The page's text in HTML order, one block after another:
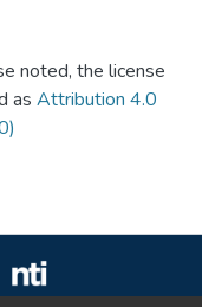
noted, the license
as Attribution 4.0